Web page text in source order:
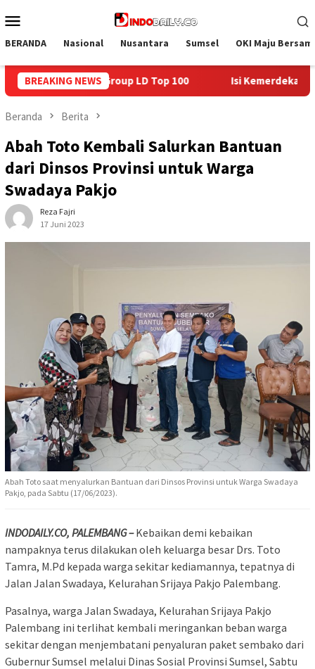
ke
Mobile
BERANDA Nasional Nusantara Sumsel OKI Maju
BREAKING NEWS
Isi Kemerdekaan dengan Kepedulian, Lapas Sekayu
Beranda Berita
Abah Toto Kembali Salurkan Bantuan
dari Dinsos Provinsi untuk Warga
Swadaya Pakjo
Reza Fajri
17 Juni 2023
Abah Toto saat menyalurkan Bantuan dari Dinsos Provinsi untuk Warga Swadaya
Pakjo, pada Sabtu (17/06/2023).
INDODAILY.CO, PALEMBANG – Kebaikan demi kebaikan
nampaknya terus dilakukan oleh keluarga besar Drs. Toto
Tamra, M.Pd kepada warga sekitar kediamannya, tepatnya di
Jalan Jalan Swadaya, Kelurahan Srijaya Pakjo Palembang.
Pasalnya, warga Jalan Swadaya, Kelurahan Srijaya Pakjo
Palembang ini terlihat kembali meringankan beban warga
sekitar dengan menjembatani penyaluran paket sembako dari
Gubernur Sumsel melalui Dinas Sosial Provinsi Sumsel, Sabtu